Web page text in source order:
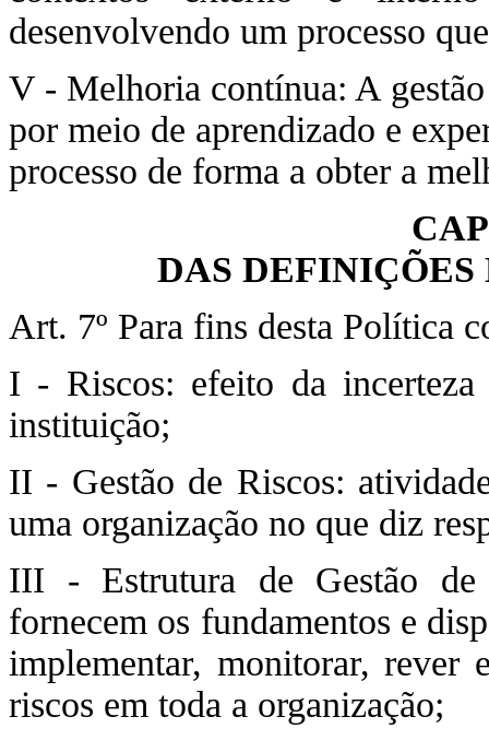
desenvolvendo um processo
V - Melhoria contínua: A
por meio de aprendizado e
processo de forma a obter a
DAS DEFINIÇÕES
Art. 7º Para fins desta Política
I - Riscos: efeito da
instituição;
II - Gestão de Riscos:
uma organização no que diz
III - Estrutura de Gestão de
fornecem os fundamentos e
implementar, monitorar, rever
riscos em toda a organização;